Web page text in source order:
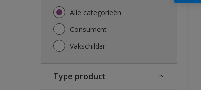
Alle categorieën
Consument
Vakschilder
Type product